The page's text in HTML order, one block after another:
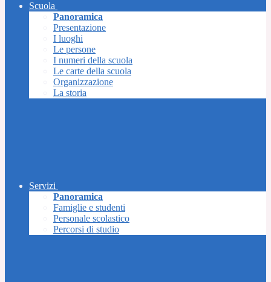
Scuola
Panoramica
Presentazione
I luoghi
Le persone
I numeri della scuola
Le carte della scuola
Organizzazione
La storia
Servizi
Panoramica
Famiglie e studenti
Personale scolastico
Percorsi di studio